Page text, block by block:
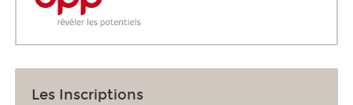
Les Inscriptions